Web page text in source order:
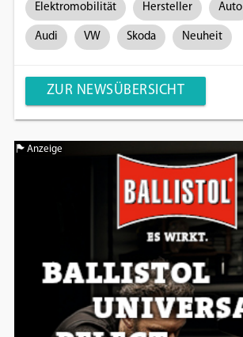
Elektromobilität Hersteller Auto
Audi VW Skoda Neuheit
ZUR NEWSÜBERSICHT
Anzeige